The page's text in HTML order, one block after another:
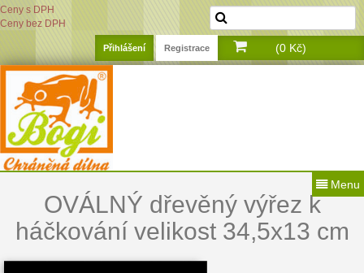
Menu
Přihlášení Registrace
Ceny s DPH
Ceny bez DPH
(0 Kč)
OVÁLNÝ dřevěný výřez k
háčkování velikost 34,5x13 cm